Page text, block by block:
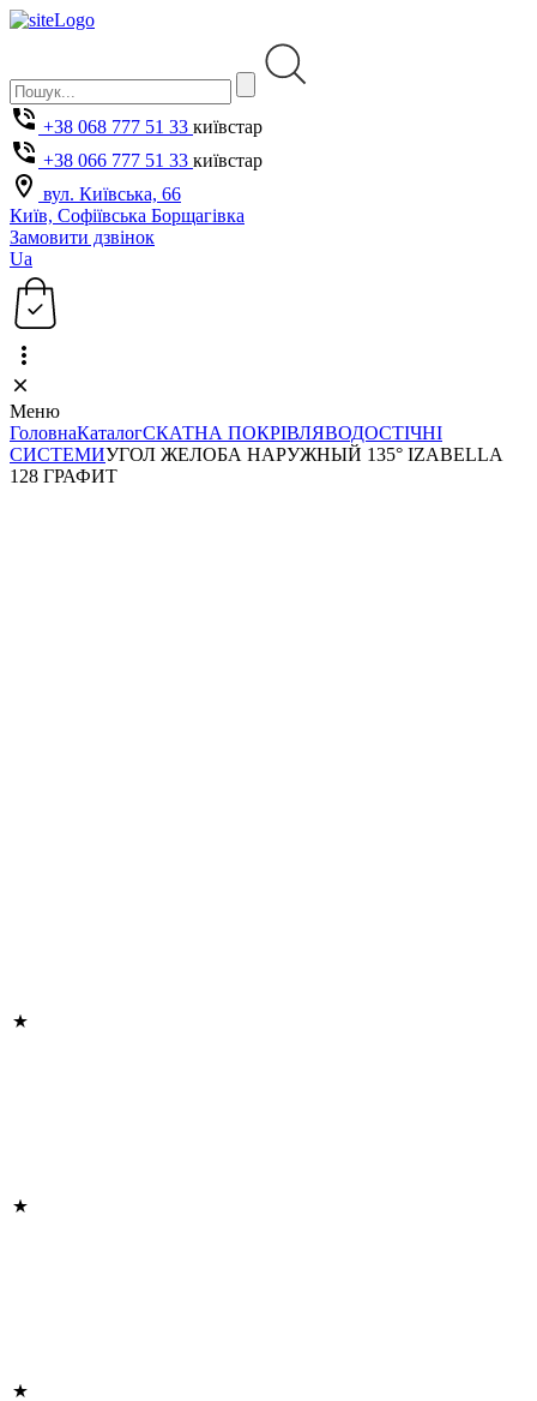
+38 068 777 51 33 київстар
+38 066 777 51 33 київстар
вул. Київська, 66
Київ, Софіївська Борщагівка
Замовити дзвінок
Ua
Меню
ГоловнаКаталогСКАТНА ПОКРІВЛЯВОДОСТІЧНІ
СИСТЕМИУГОЛ ЖЕЛОБА НАРУЖНЫЙ 135° IZABELLA
128 ГРАФИТ